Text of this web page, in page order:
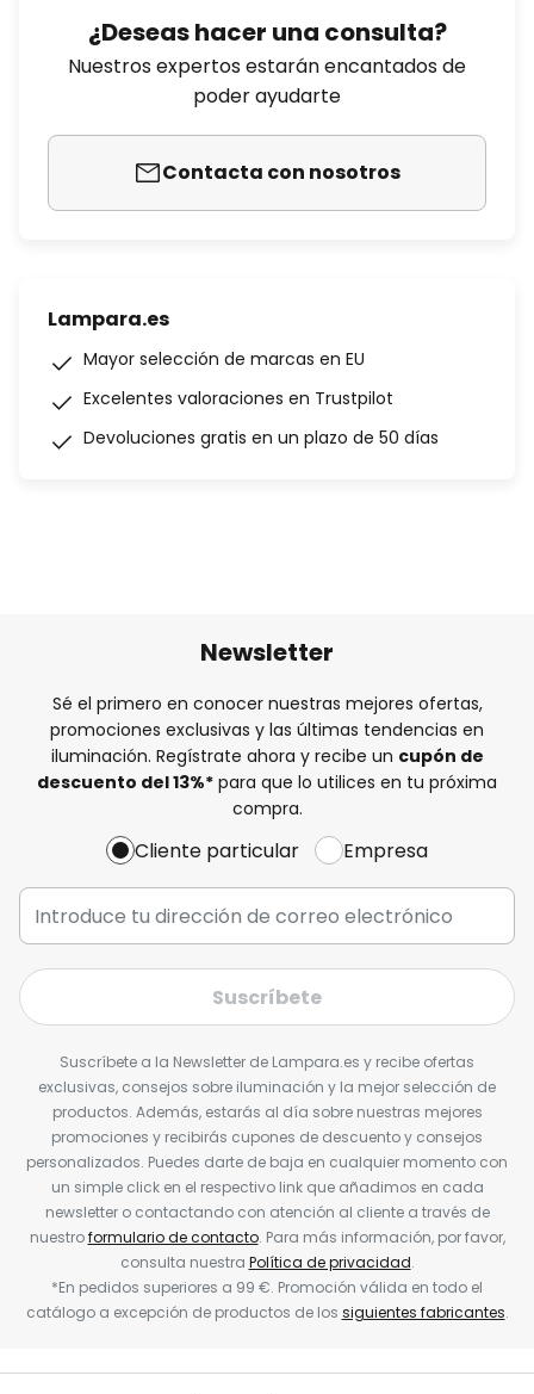
¿Deseas hacer una consulta?
Nuestros expertos estarán encantados de
poder ayudarte
Contacta con nosotros
Lampara.es
Mayor selección de marcas en EU
Excelentes valoraciones en Trustpilot
Devoluciones gratis en un plazo de 50 días
Newsletter
Sé el primero en conocer nuestras mejores ofertas,
promociones exclusivas y las últimas tendencias en
iluminación. Regístrate ahora y recibe un cupón de
descuento del13%* para que lo utilices en tu próxima
compra.
Cliente particular Empresa
Suscríbete
Suscríbete a la Newsletter de Lampara.es y recibe ofertas
exclusivas, consejos sobre iluminación y la mejor selección de
productos. Además, estarás al día sobre nuestras mejores
promociones y recibirás cupones de descuento y consejos
personalizados. Puedes darte de baja en cualquier momento con
un simple click en el respectivo link que añadimos en cada
newsletter o contactando con atención al cliente a través de
nuestroformulario de contacto. Para más información, por favor,
consulta nuestra Política de privacidad.
*En pedidos superiores a 99 €. Promoción válida en todo el
catálogo a excepción de productos de los siguientes fabricantes.